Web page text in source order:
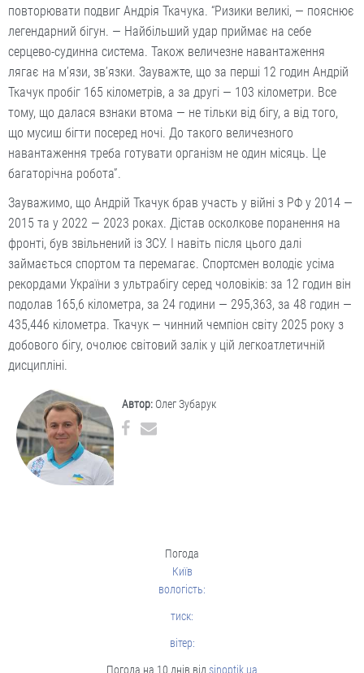
повторювати под­виг Андрія Ткачука. “Ризики великі, — пояснює
легендарний бігун. — Найбільший удар приймає на себе
серцево-судинна система. Також величезне навантаження
лягає на м’язи, зв’язки. Зауважте, що за перші 12 годин Андрій
Ткачук пробіг 165 кілометрів, а за другі — 103 кілометри. Все
тому, що далася взнаки втома — не тільки від бігу, а від того,
що мусиш бігти посеред ночі. До такого величезного
навантаження треба готувати організм не один місяць. Це
багаторічна робота”.
Зауважимо, що Андрій Ткачук брав участь у війні з РФ у 2014 —
2015 та у 2022 — 2023 роках. Дістав осколкове поранення на
фронті, був звільнений із ЗСУ. І навіть після цього далі
займається спортом та перемагає. Спортсмен володіє усіма
рекордами України з ультрабігу серед чоловіків: за 12 годин він
подолав 165,6 кілометра, за 24 години — 295,363, за 48 годин —
435,446 кіломет­ра. Ткачук — чинний чемпіон світу 2025 року з
добового бігу, очолює світовий залік у цій легкоатлетичній
дисципліні.
Автор: Олег Зубарук
Погода
Київ
вологість:
тиск:
вітер:
Погода на 10 днів від sinoptik.ua